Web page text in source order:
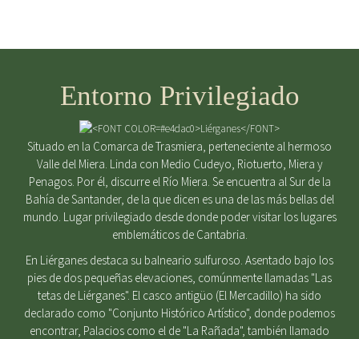
Entorno Privilegiado
Situado en la Comarca de Trasmiera, perteneciente al hermoso
Valle del Miera. Linda con Medio Cudeyo, Riotuerto, Miera y
Penagos. Por él, discurre el Río Miera. Se encuentra al Sur de la
Bahía de Santander, de la que dicen es una de las más bellas del
mundo. Lugar privilegiado desde donde poder visitar los lugares
emblemáticos de Cantabria.
En Liérganes destaca su balneario sulfuroso. Asentado bajo los
pies de dos pequeñas elevaciones, comúnmente llamadas "Las
tetas de Liérganes". El casco antigüo (El Mercadillo) ha sido
declarado como "Conjunto Histórico Artístico", donde podemos
encontrar, Palacios como el de "La Rañada", también llamado